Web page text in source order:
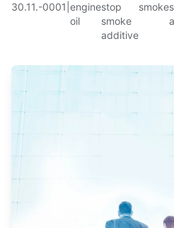
30.11.-0001 engine
oil
stop
smoke
additive
smoke